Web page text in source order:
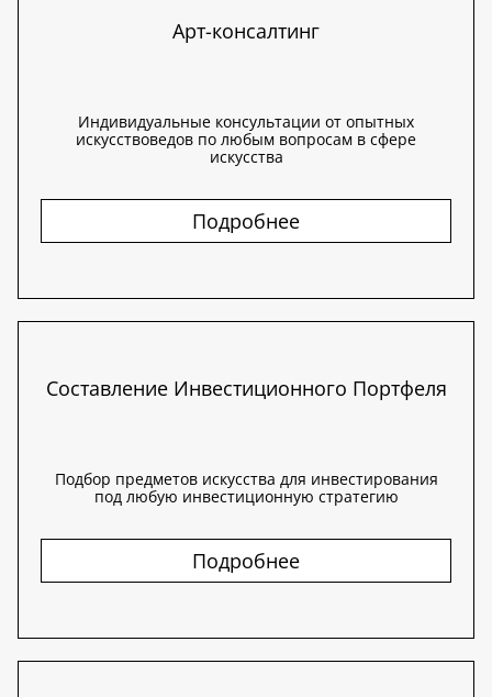
Арт-консалтинг
Индивидуальные консультации от опытных
искусствоведов по любым вопросам в сфере
искусства
Подробнее
Составление Инвестиционного Портфеля
Подбор предметов искусства для инвестирования
под любую инвестиционную стратегию
Подробнее